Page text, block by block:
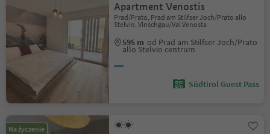
Apartment Venostis
Prad/Prato, Prad am Stilfser Joch/Prato allo
Stelvio, Vinschgau/Val Venosta
595 m od Prad am Stilfser Joch/Prato
allo Stelvio centrum
Südtirol Guest Pass
Na życzenie